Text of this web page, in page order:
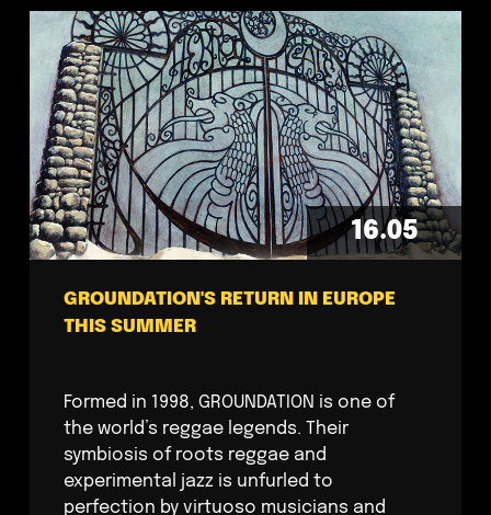
16.05
GROUNDATION'S RETURN IN EUROPE
THIS SUMMER
Formed in 1998, GROUNDATION is one of
the world’s reggae legends. Their
symbiosis of roots reggae and
experimental jazz is unfurled to
perfection by virtuoso musicians and